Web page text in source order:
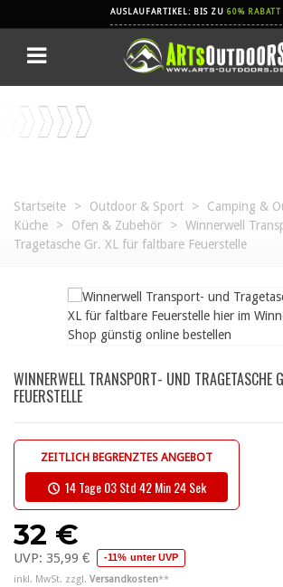
AUSLAUFARTIKEL: BIS ZU 60% RABATT
Startseite > Outdoor & Sport > Camping &
Küche
> Ofen & Zubehör >
Winnerwell
Tragetasche Gr. XL für faltbare Feuerstelle
WINNERWELL TRANSPORT- UND TRAGETASCHE
FEUERSTELLE
ZEITLICH BEGRENZTES ANGEBOT
14 Tage 03 Std 42 Min 23 Sek
32 €
UVP: 35,99 € -11% unter UVP
inkl. MwSt. zzgl. Versandkosten**